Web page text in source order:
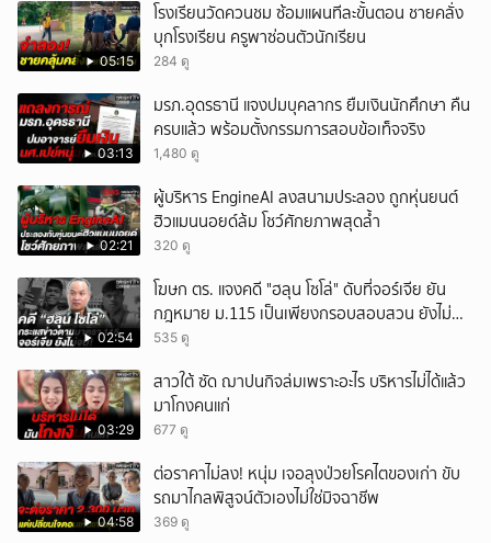
05:15
โรงเรียนวัดควนชม ซ้อมแผนทีละขั้นตอน ชายคลั่ง
บุกโรงเรียน ครูพาซ่อนตัวนักเรียน
284 ดู
03:13
มรภ.อุดรธานี แจงปมบุคลากร ยืมเงินนักศึกษา คืน
ครบแล้ว พร้อมตั้งกรรมการสอบข้อเท็จจริง
1,480 ดู
02:21
ผู้บริหาร EngineAI ลงสนามประลอง ถูกหุ่นยนต์
ฮิวแมนนอยด์ล้ม โชว์ศักยภาพสุดล้ำ
320 ดู
02:54
โฆษก ตร. แจงคดี "ฮลุน โซโล่" ดับที่จอร์เจีย ยัน
กฎหมาย ม.115 เป็นเพียงกรอบสอบสวน ยังไม่
สรุปสาเหตุ
535 ดู
03:29
สาวใต้ ซัด ฌาปนกิจล่มเพราะอะไร บริหารไม่ได้แล้ว
มาโกงคนแก่
677 ดู
04:58
ต่อราคาไม่ลง! หนุ่ม เจอลุงป่วยโรคไตของเก่า ขับ
รถมาไกลพิสูจน์ตัวเองไม่ใช่มิจฉาชีพ
369 ดู